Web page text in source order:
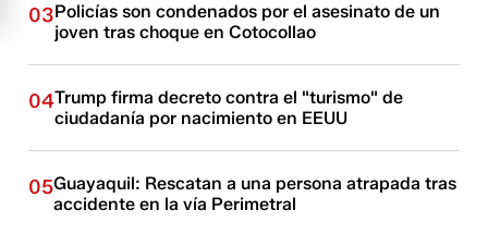
03Policías son condenados por el asesinato de un
joven tras choque en Cotocollao
04Trump firma decreto contra el "turismo" de
ciudadanía por nacimiento en EEUU
05Guayaquil: Rescatan a una persona atrapada tras
accidente en la vía Perimetral